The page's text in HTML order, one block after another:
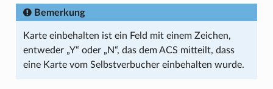
Bemerkung
Karte einbehalten ist ein Feld mit einem Zeichen,
entweder „Y“ oder „N“, das dem ACS mitteilt, dass
eine Karte vom Selbstverbucher einbehalten wurde.